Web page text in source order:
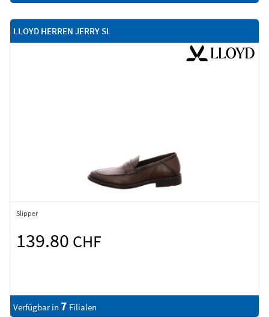
LLOYD HERREN JERRY SL
Slipper
139.80 CHF
Verfügbar in 7 Filialen